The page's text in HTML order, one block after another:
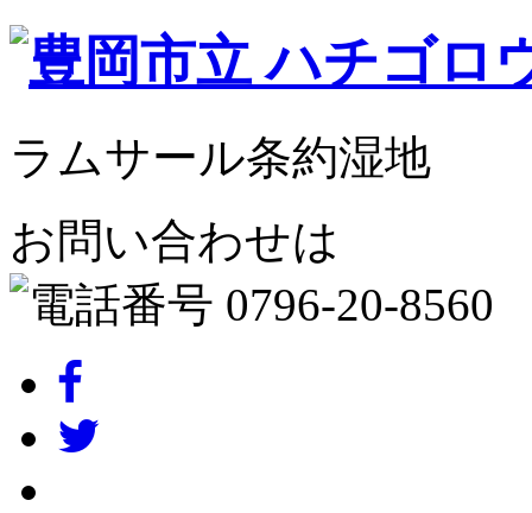
ラムサール条約湿地
お問い合わせは